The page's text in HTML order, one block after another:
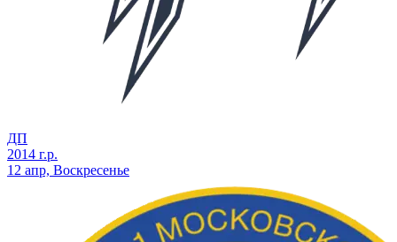
ДП
2014 г.р.
12 апр, Воскресенье